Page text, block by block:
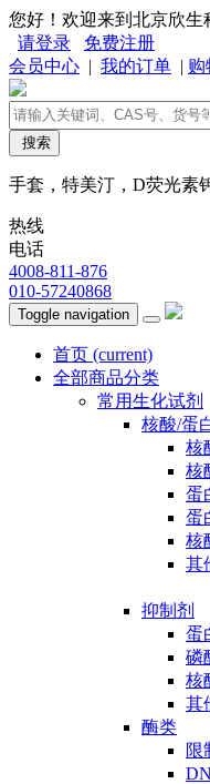
您好！欢迎来到北京欣生
请登录
免费注册
会员中心 | 我的订单 | 购
搜索
手套，特美汀，D荧光素
热线
电话
4008-811-876
010-57240868
Toggle navigation
首页 (current)
全部商品分类
常用生化试剂
核酸/蛋
核
核
蛋
蛋
核
其
抑制剂
蛋
磷
核
其
酶类
限